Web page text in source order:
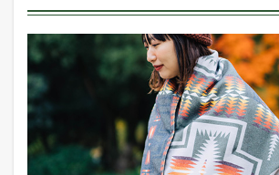
枚。